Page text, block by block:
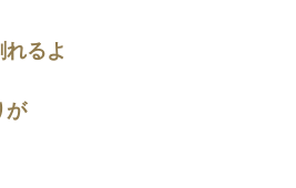
るよ
が